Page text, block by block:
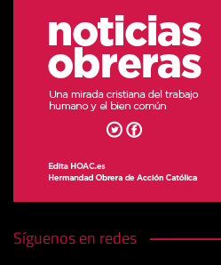
Síguenos en redes